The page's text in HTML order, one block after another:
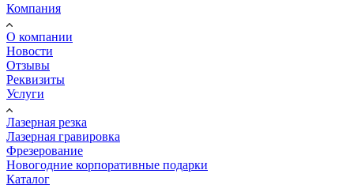
Компания
О компании
Новости
Отзывы
Реквизиты
Услуги
Лазерная резка
Лазерная гравировка
Фрезерование
Новогодние корпоративные подарки
Каталог